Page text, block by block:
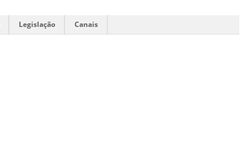
Legislação Canais